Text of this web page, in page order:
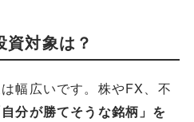
対象は？
幅広いです。株やFX、不
分が勝てそうな銘柄」を